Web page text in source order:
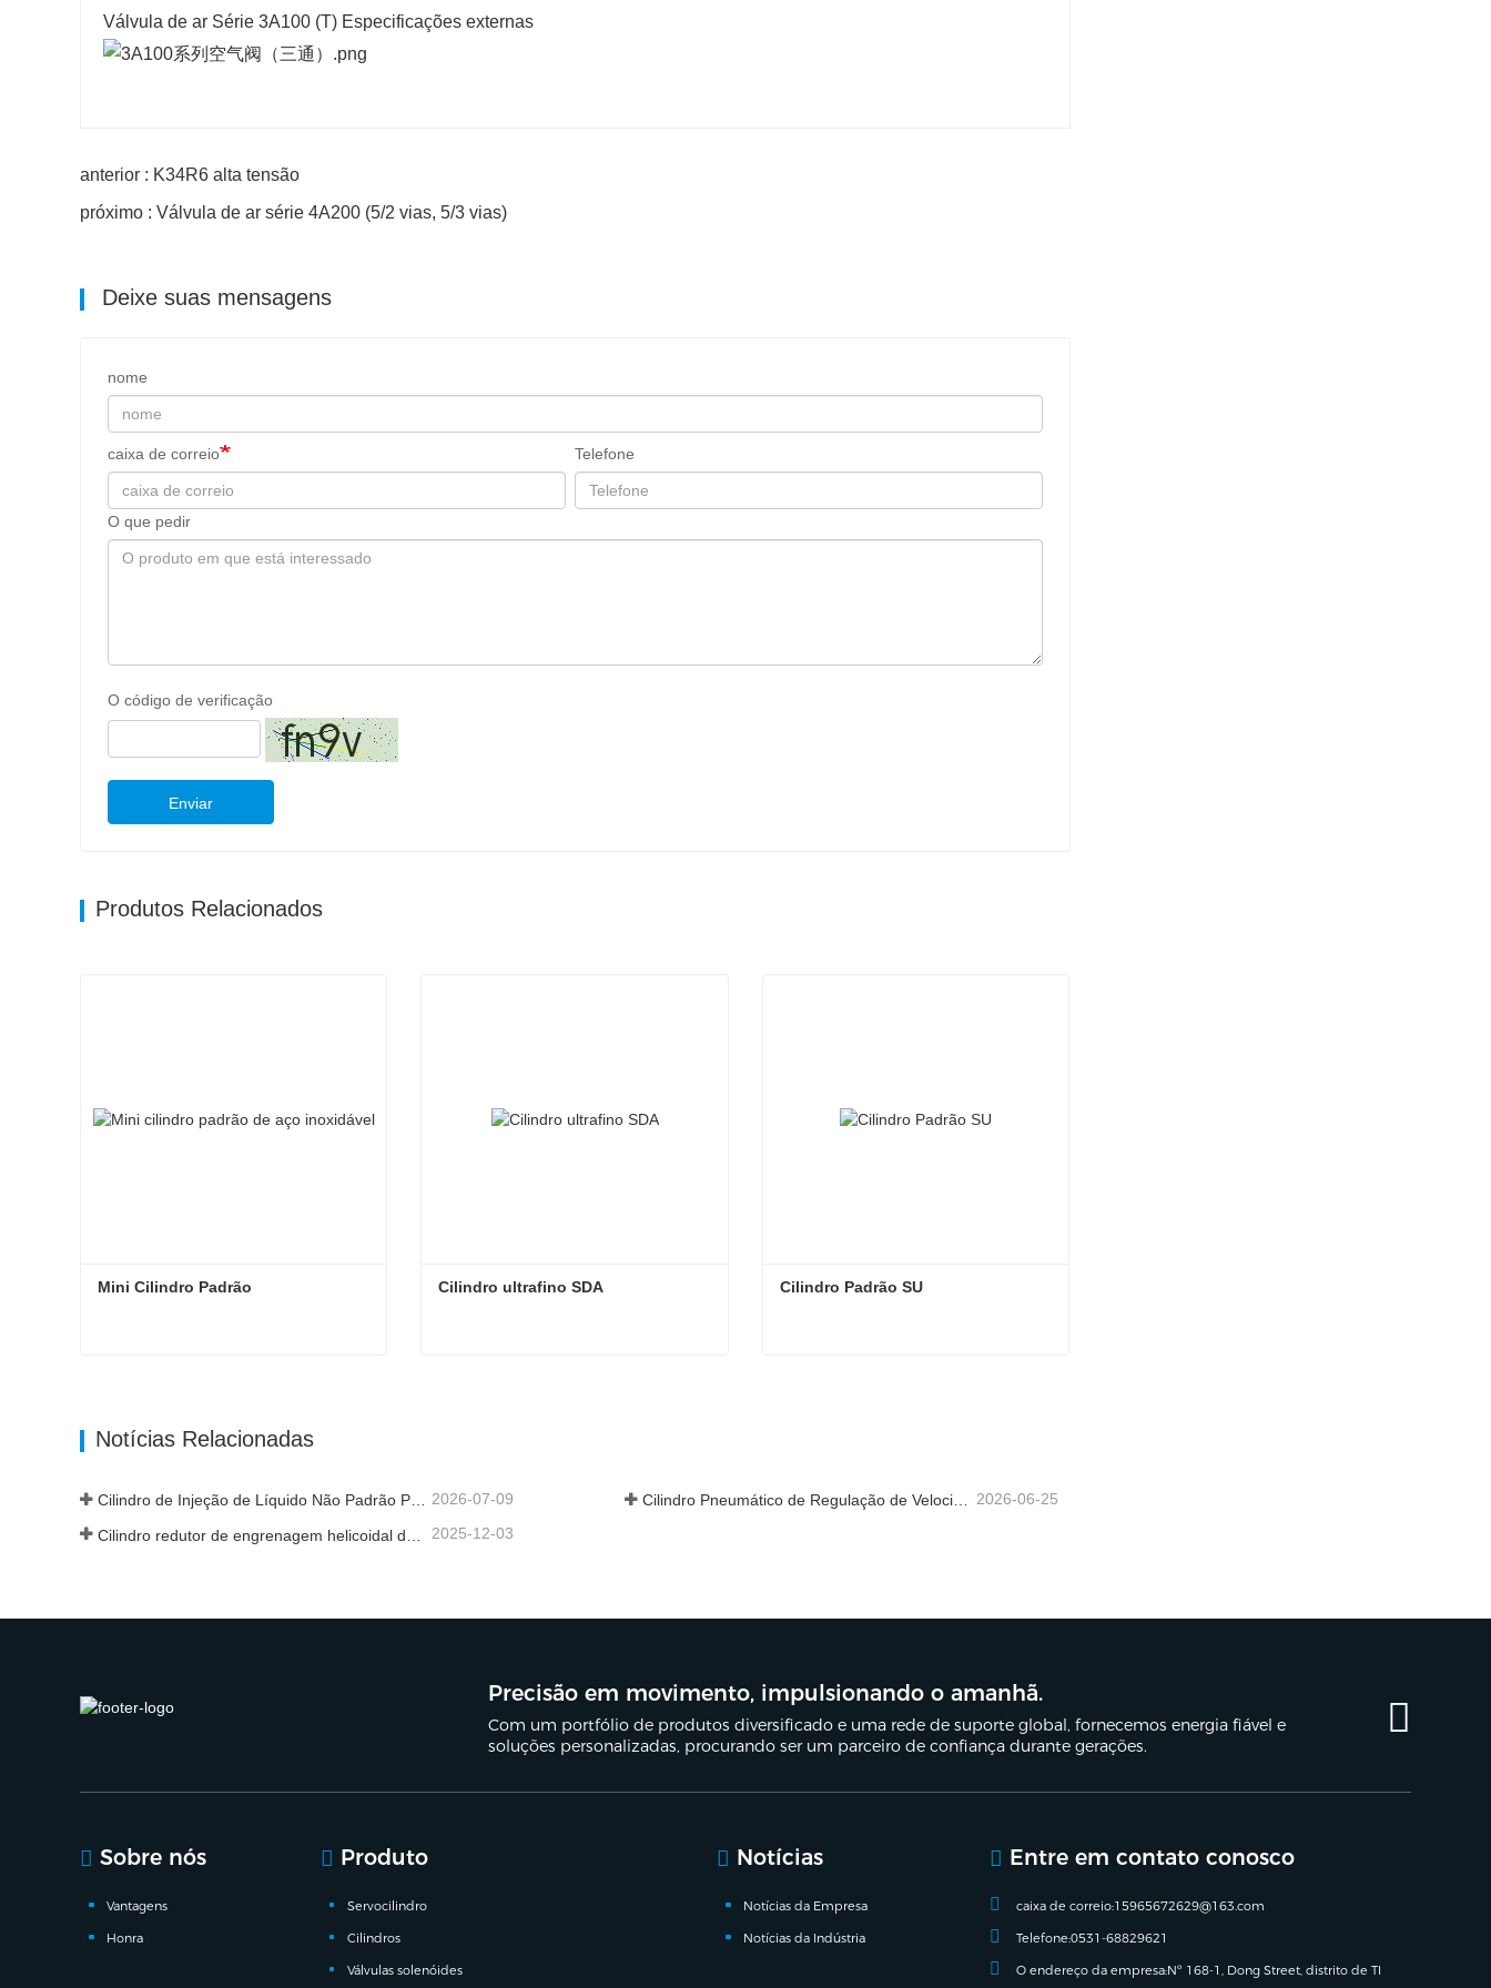
Válvula de ar Série 3A100 (T) Especificações externas
anterior : K34R6 alta tensão
próximo : Válvula de ar série 4A200 (5/2 vias, 5/3 vias)
Deixe suas mensagens
nome
caixa de correio Telefone
O que pedir
O código de verificação
Enviar
Produtos Relacionados
Mini Cilindro Padrão Cilindro ultrafino SDA Cilindro Padrão SU
Notícias Relacionadas
Cilindro de Injeção de Líquido Não Padrão Personalizado de Grau Alimentar 2026-07-09 Cilindro Pneumático de Regulação de Velocidade Hidráulica: Solução de Movimento Estável e Sem Choques para Equipamentos Automatizados 2026-06-25
2025-12-03
Precisão em movimento, impulsionando o amanhã.
Com um portfólio de produtos diversificado e uma rede de suporte global, fornecemos energia fiável e
soluções personalizadas, procurando ser um parceiro de confiança durante gerações.
Sobre nós
Vantagens
Honra
Produto
Servocilindro
Cilindros
Válvulas solenóides
Notícias
Notícias da Empresa
Notícias da Indústria
Entre em contato conosco
caixa de correio:15965672629@163.com
Telefone:0531-68829621
O endereço da empresa:Nº 168-1, Dong Street, distrito de TI